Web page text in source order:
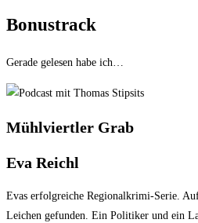
Bonustrack
Gerade gelesen habe ich…
Mühlviertler Grab
Eva Reichl
Evas erfolgreiche Regionalkrimi-Serie.
Leichen gefunden. Ein Politiker und ein